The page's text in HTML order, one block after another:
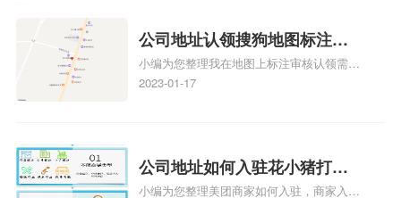
公司地址认领搜狗地图标注多
久审核？公司地址认领地图标
注多久审核？
小编为您整理我在地图上标注审核认领需要
多久、我在地图上标注审核认领需要多久
情可查看下方正文！
2023-01-17
公司地址如何入驻花小猪打车
小编为您整理美团商家如何入驻，商家入驻